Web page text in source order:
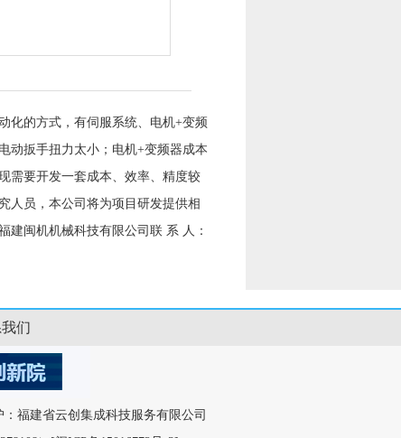
化的方式，有伺服系统、电机+变频
动扳手扭力太小；电机+变频器成本
需要开发一套成本、效率、精度较
人员，本公司将为项目研发提供相
建闽机机械科技有限公司联 系 人：
们
福建省云创集成科技服务有限公司